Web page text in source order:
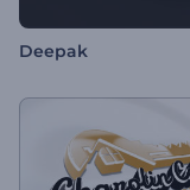
Deepak